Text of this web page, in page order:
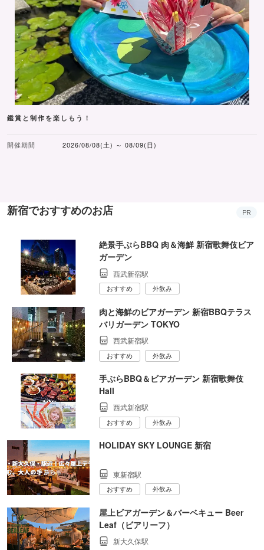
鑑賞と制作を楽しもう！
開催期間 2026/08/08(土) ～ 08/09(日)
新宿でおすすめのお店 PR
絶景手ぶらBBQ 肉＆海鮮 新宿歌舞伎ビア
ガーデン
西武新宿駅
おすすめ 外飲み
肉と海鮮のビアガーデン 新宿BBQテラス
バリガーデン TOKYO
西武新宿駅
おすすめ 外飲み
手ぶらBBQ＆ビアガーデン 新宿歌舞伎
Hall
西武新宿駅
おすすめ 外飲み
HOLIDAY SKY LOUNGE 新宿
東新宿駅
おすすめ 外飲み
屋上ビアガーデン＆バーベキュー Beer
Leaf（ビアリーフ）
新大久保駅